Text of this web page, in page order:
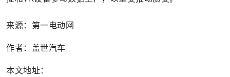
来源：第一电动网
作者：盖世汽车
本文地址：